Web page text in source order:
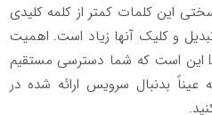
این کلمات کمتر از کلمه کلیدی
و کلیک آنها زیاد است. اهمیت
استفاده از Long Tail Keywords این است که شما دسترسی مستقیم
عیناً بدنبال سرویس ارائه شده در